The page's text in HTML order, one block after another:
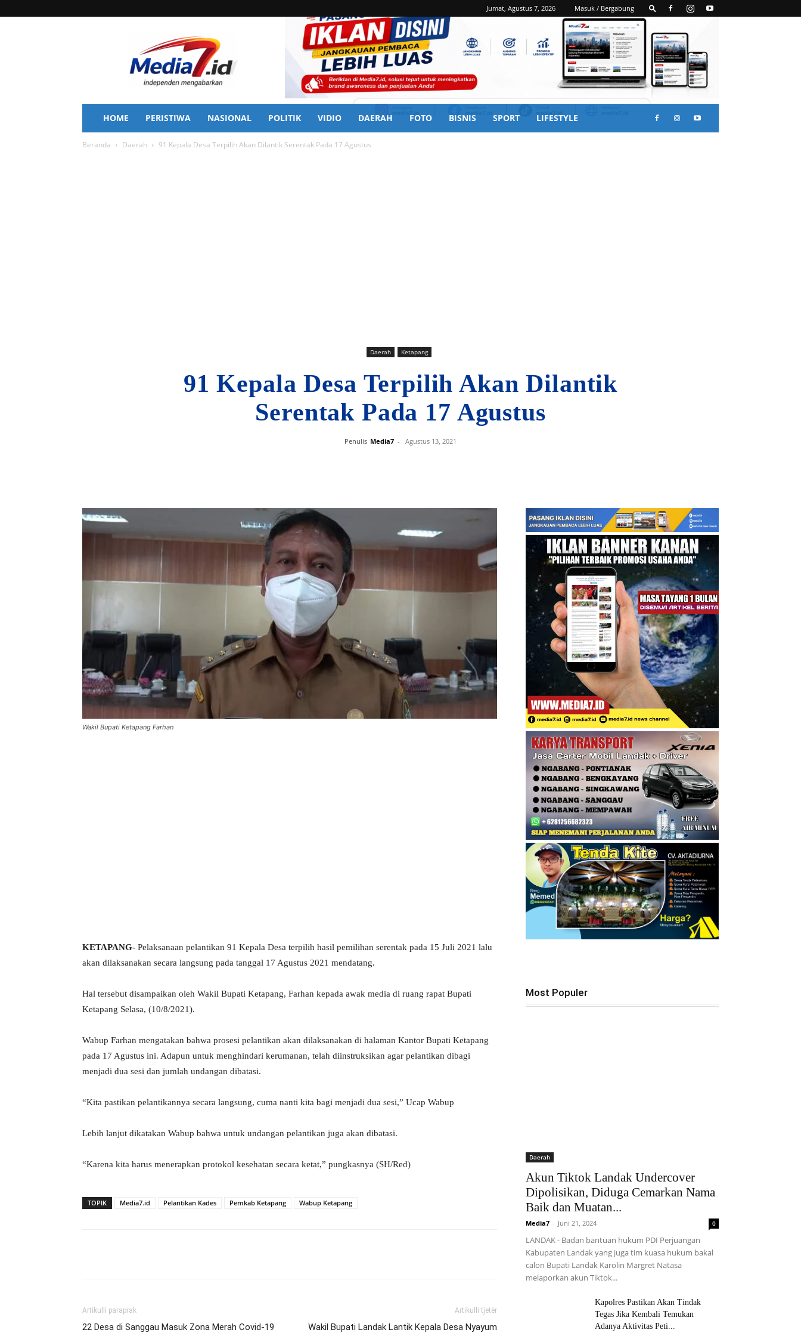
Jumat, Agustus 7, 2026 Masuk / Bergabung
HOME PERISTIWA NASIONAL POLITIK VIDIO DAERAH FOTO BISNIS SPORT LIFESTYLE
Beranda Daerah 91 Kepala Desa Terpilih Akan Dilantik Serentak Pada 17 Agustus
Daerah Ketapang
91 Kepala Desa Terpilih Akan Dilantik
Serentak Pada 17 Agustus
Penulis Media7 - Agustus 13, 2021
Wakil Bupati Ketapang Farhan
KETAPANG- Pelaksanaan pelantikan 91 Kepala Desa terpilih hasil pemilihan serentak pada 15 Juli 2021 lalu
akan dilaksanakan secara langsung pada tanggal 17 Agustus 2021 mendatang.
Hal tersebut disampaikan oleh Wakil Bupati Ketapang, Farhan kepada awak media di ruang rapat Bupati
Ketapang Selasa, (10/8/2021).
Wabup Farhan mengatakan bahwa prosesi pelantikan akan dilaksanakan di halaman Kantor Bupati Ketapang
pada 17 Agustus ini. Adapun untuk menghindari kerumanan, telah diinstruksikan agar pelantikan dibagi
menjadi dua sesi dan jumlah undangan dibatasi.
“Kita pastikan pelantikannya secara langsung, cuma nanti kita bagi menjadi dua sesi,” Ucap Wabup
Lebih lanjut dikatakan Wabup bahwa untuk undangan pelantikan juga akan dibatasi.
“Karena kita harus menerapkan protokol kesehatan secara ketat,” pungkasnya (SH/Red)
TOPIK Media7.id Pelantikan Kades Pemkab Ketapang Wabup Ketapang
Artikulli paraprak
22 Desa di Sanggau Masuk Zona Merah Covid-19
Artikulli tjetër
Wakil Bupati Landak Lantik Kepala Desa Nyayum
Most Populer
Daerah
Akun Tiktok Landak Undercover
Dipolisikan, Diduga Cemarkan Nama
Baik dan Muatan...
Media7 - Juni 21, 2024 0
LANDAK - Badan bantuan hukum PDI Perjuangan
Kabupaten Landak yang juga tim kuasa hukum bakal
calon Bupati Landak Karolin Margret Natasa
melaporkan akun Tiktok...
Kapolres Pastikan Akan Tindak
Tegas Jika Kembali Temukan
Adanya Aktivitas Peti...